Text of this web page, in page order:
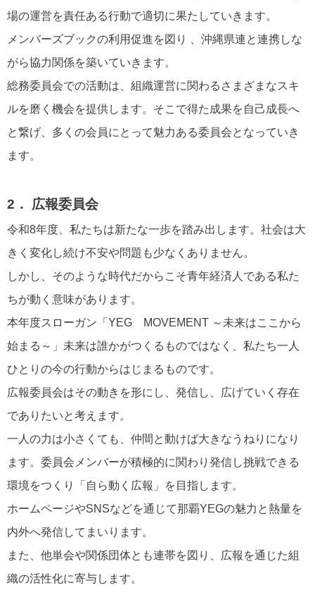
場の運営を責任ある行動で適切に果たしていきます。
メンバーズブックの利用促進を図り 、沖縄県連と連携しな
がら協力関係を築いていきます。
総務委員会での活動は、組織運営に関わるさまざまなスキ
ルを磨く機会を提供します。そこで得た成果を自己成長へ
と繋げ、多くの会員にとって魅力ある委員会となっていき
ます。
2． 広報委員会
令和8年度、私たちは新たな一歩を踏み出します。社会は大
きく変化し続け不安や問題も少なくありません。
しかし、そのような時代だからこそ青年経済人である私た
ちが動く意味があります。
本年度スローガン「YEG MOVEMENT ～未来はここから
始まる～」未来は誰かがつくるものではなく、私たち一人
ひとりの今の行動からはじまるものです。
広報委員会はその動きを形にし、発信し、広げていく存在
でありたいと考えます。
一人の力は小さくても、仲間と動けば大きなうねりになり
ます。委員会メンバーが積極的に関わり発信し挑戦できる
環境をつくり「自ら動く広報」を目指します。
ホームページやSNSなどを通じて那覇YEGの魅力と熱量を
内外へ発信してまいります。
また、他単会や関係団体とも連帯を図り、広報を通じた組
織の活性化に寄与します。